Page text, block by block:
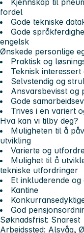
fordel
Gode tekniske
Gode
engelsk
Ønskede personlige
Praktisk og
Teknisk
Selvstendig og
Ansvarsbevisst og
Gode
Trives i en variert
Hva kan vi tilby deg?
Muligheten til å
utvikling
Varierte og
Mulighet til å
tekniske utfordringer
Et inkluderende og
Kantine
God
Søknadsfrist: Snarest
Arbeidssted: Alsvåg,